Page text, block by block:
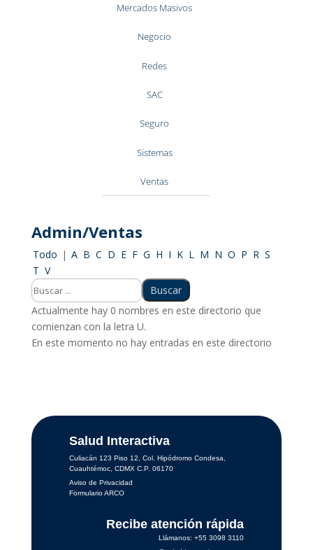
Mercados Masivos
Negocio
Redes
SAC
Seguro
Sistemas
Ventas
Admin/Ventas
Todo | A B C D E F G H I K L M N O P R S
T V
Actualmente hay 0 nombres en este directorio que
comienzan con la letra U.
En este momento no hay entradas en este directorio
Salud Interactiva
Culiacán 123 Piso 12, Col. Hipódromo Condesa,
Cuauhtémoc, CDMX C.P. 06170
Aviso de Privacidad
Formulario ARCO
Recibe atención rápida
Llámanos: +55 3098 3110